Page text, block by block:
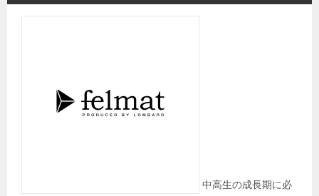
中高生の成長期に必